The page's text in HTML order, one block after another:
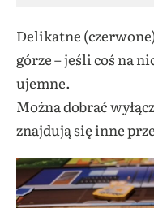
Delikatne
górze – jeśli coś na
ujemne.
Można dobrać
znajdują się inne